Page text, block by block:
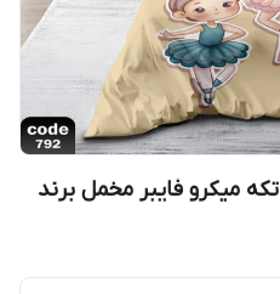
رو تختی یک نفره دخترانه 4 تکه میکرو فایبر مخمل برند